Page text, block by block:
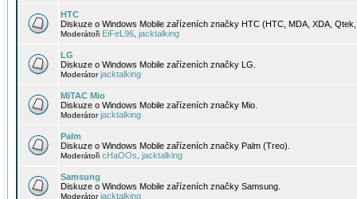
HTC
Diskuze o Windows Mobile zařízeních značky HTC (HTC, MDA, XDA,
Moderátoři EiFeL96 jacktalking
LG
Diskuze o Windows Mobile zařízeních značky LG.
Moderátorjacktalking
MiTAC Mio
Diskuze o Windows Mobile zařízeních značky Mio.
Moderátorjacktalking
Palm
Diskuze o Windows Mobile zařízeních značky Palm (Treo).
Moderátoři cHaOOs jacktalking
Samsung
Diskuze o Windows Mobile zařízeních značky Samsung.
Moderátorjacktalking